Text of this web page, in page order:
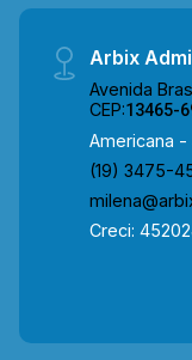
Arbix
Avenida
CEP:13465-
Americana -
(19) 3475-
Creci: